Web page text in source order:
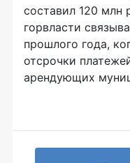
составил 120 млн
горвласти
прошлого года,
отсрочки
арендующих